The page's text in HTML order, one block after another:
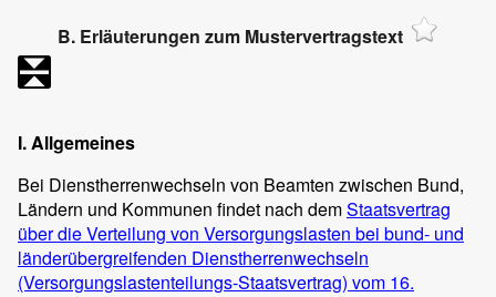
B. Erläuterungen zum Mustervertragstext
I. Allgemeines
Bei Dienstherrenwechseln von Beamten zwischen Bund,
Ländern und Kommunen findet nach demStaatsvertrag
über die Verteilung von Versorgungslasten bei bund- und
länderübergreifenden Dienstherrenwechseln
(Versorgungslastenteilungs-Staatsvertrag) vom 16.